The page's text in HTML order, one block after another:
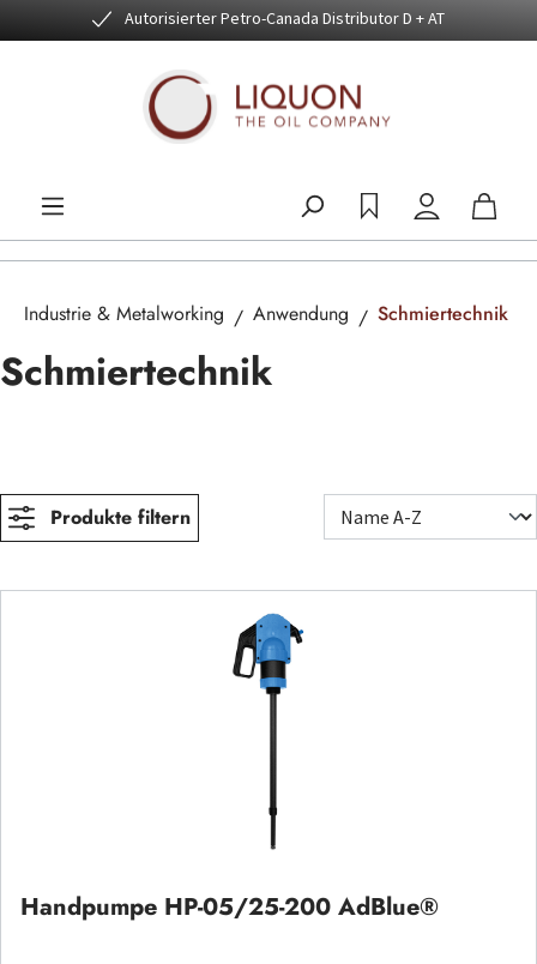
Zum Hauptinhalt springenAutorisierter Petro-Canada Distributor D + AT
Industrie & Metalworking Anwendung Schmiertechnik
Schmiertechnik
Produkte filtern
Handpumpe HP-05/25-200 AdBlue®